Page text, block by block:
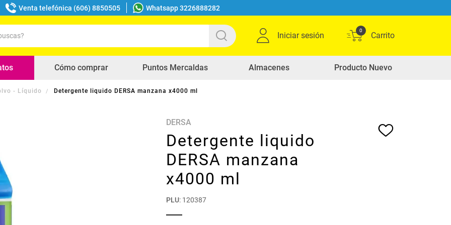
Venta telefónica (606) 8850505 Whatsapp 3226888282
Iniciar sesión
0
Cómo comprar Puntos Mercaldas Almacenes Producto Nuevo
- Líquido Detergente liquido DERSA manzana x4000 ml
DERSA
Detergente liquido
DERSA manzana
x4000 ml
PLU: 120387
buscados